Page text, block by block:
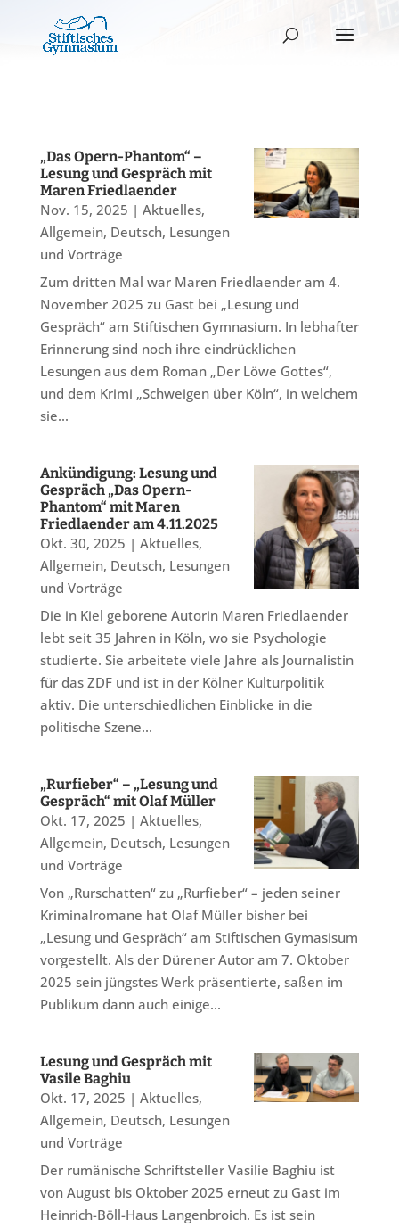
„Das Opern-Phantom“ –
Lesung und Gespräch mit
Maren Friedlaender
Nov. 15, 2025 | Aktuelles,
Allgemein, Deutsch, Lesungen
und Vorträge
Zum dritten Mal war Maren Friedlaender am 4.
November 2025 zu Gast bei „Lesung und
Gespräch“ am Stiftischen Gymnasium. In lebhafter
Erinnerung sind noch ihre eindrücklichen
Lesungen aus dem Roman „Der Löwe Gottes“,
und dem Krimi „Schweigen über Köln“, in welchem
sie...
Ankündigung: Lesung und
Gespräch „Das Opern-
Phantom“ mit Maren
Friedlaender am 4.11.2025
Okt. 30, 2025 | Aktuelles,
Allgemein, Deutsch, Lesungen
und Vorträge
Die in Kiel geborene Autorin Maren Friedlaender
lebt seit 35 Jahren in Köln, wo sie Psychologie
studierte. Sie arbeitete viele Jahre als Journalistin
für das ZDF und ist in der Kölner Kulturpolitik
aktiv. Die unterschiedlichen Einblicke in die
politische Szene...
„Rurfieber“ – „Lesung und
Gespräch“ mit Olaf Müller
Okt. 17, 2025 | Aktuelles,
Allgemein, Deutsch, Lesungen
und Vorträge
Von „Rurschatten“ zu „Rurfieber“ – jeden seiner
Kriminalromane hat Olaf Müller bisher bei
„Lesung und Gespräch“ am Stiftischen Gymasisum
vorgestellt. Als der Dürener Autor am 7. Oktober
2025 sein jüngstes Werk präsentierte, saßen im
Publikum dann auch einige...
Lesung und Gespräch mit
Vasile Baghiu
Okt. 17, 2025 | Aktuelles,
Allgemein, Deutsch, Lesungen
und Vorträge
Der rumänische Schriftsteller Vasilie Baghiu ist
von August bis Oktober 2025 erneut zu Gast im
Heinrich-Böll-Haus Langenbroich. Es ist sein